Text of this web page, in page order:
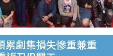
累劇集損失慘重兼重